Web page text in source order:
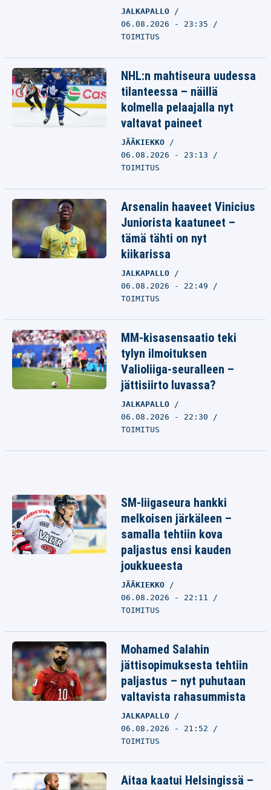
JALKAPALLO
06.08.2026 - 23:35
TOIMITUS
NHL:n mahtiseura uudessa
tilanteessa – näillä
kolmella pelaajalla nyt
valtavat paineet
JÄÄKIEKKO
06.08.2026 - 23:13
TOIMITUS
Arsenalin haaveet Vinicius
Juniorista kaatuneet –
tämä tähti on nyt
kiikarissa
JALKAPALLO
06.08.2026 - 22:49
TOIMITUS
MM-kisasensaatio teki
tylyn ilmoituksen
Valioliiga-seuralleen –
jättisiirto luvassa?
JALKAPALLO
06.08.2026 - 22:30
TOIMITUS
SM-liigaseura hankki
melkoisen järkäleen –
samalla tehtiin kova
paljastus ensi kauden
joukkueesta
JÄÄKIEKKO
06.08.2026 - 22:11
TOIMITUS
Mohamed Salahin
jättisopimuksesta tehtiin
paljastus – nyt puhutaan
valtavista rahasummista
JALKAPALLO
06.08.2026 - 21:52
TOIMITUS
Aitaa kaatui Helsingissä –